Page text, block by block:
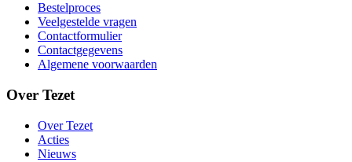
Bestelproces
Veelgestelde vragen
Contactformulier
Contactgegevens
Algemene voorwaarden
Over Tezet
Over Tezet
Acties
Nieuws